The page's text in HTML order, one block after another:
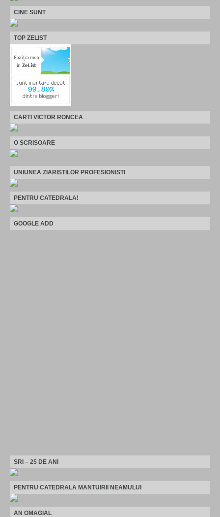
CINE SUNT
TOP ZELIST
CARTI VICTOR RONCEA
O SCRISOARE
UNIUNEA ZIARISTILOR PROFESIONISTI
PENTRU CATEDRALA!
GOOGLE ADD
SRI – 25 DE ANI
PENTRU CATEDRALA MANTUIRII NEAMULUI
AN OMAGIAL